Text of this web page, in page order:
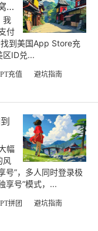
子
我
付
到美国App Store充
区ID兑...
充值
避坑指南
幅
风
号”，多人同时登录极
享号”模式，...
拼团
避坑指南